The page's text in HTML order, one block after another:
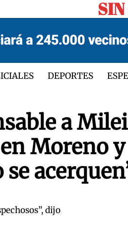
DEPORTES
a
Moreno
dijo